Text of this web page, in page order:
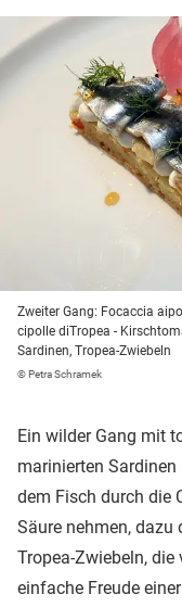
Zweiter Gang: Focaccia
cipolle diTropea -
Sardinen, Tropea-Zwiebeln
© Petra Schramek
Ein wilder Gang mit
marinierten
dem Fisch durch die
Säure nehmen, dazu
Tropea-Zwiebeln,
einfache Freude